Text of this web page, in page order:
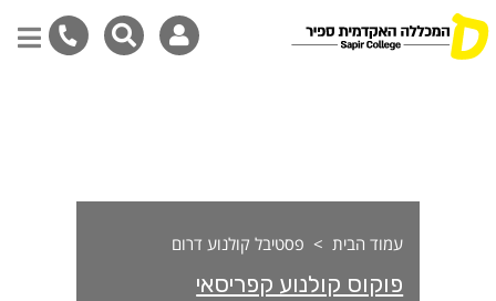
עמוד הבית פסטיבל קולנוע דרום
פוקוס קולנוע קפריסאי